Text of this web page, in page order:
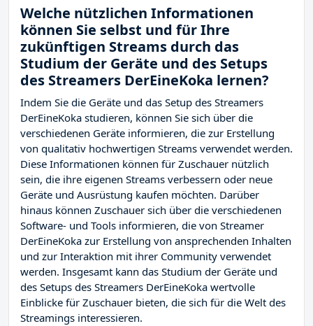
Welche nützlichen Informationen
können Sie selbst und für Ihre
zukünftigen Streams durch das
Studium der Geräte und des Setups
des Streamers DerEineKoka lernen?
Indem Sie die Geräte und das Setup des Streamers
DerEineKoka studieren, können Sie sich über die
verschiedenen Geräte informieren, die zur Erstellung
von qualitativ hochwertigen Streams verwendet werden.
Diese Informationen können für Zuschauer nützlich
sein, die ihre eigenen Streams verbessern oder neue
Geräte und Ausrüstung kaufen möchten. Darüber
hinaus können Zuschauer sich über die verschiedenen
Software- und Tools informieren, die von Streamer
DerEineKoka zur Erstellung von ansprechenden Inhalten
und zur Interaktion mit ihrer Community verwendet
werden. Insgesamt kann das Studium der Geräte und
des Setups des Streamers DerEineKoka wertvolle
Einblicke für Zuschauer bieten, die sich für die Welt des
Streamings interessieren.